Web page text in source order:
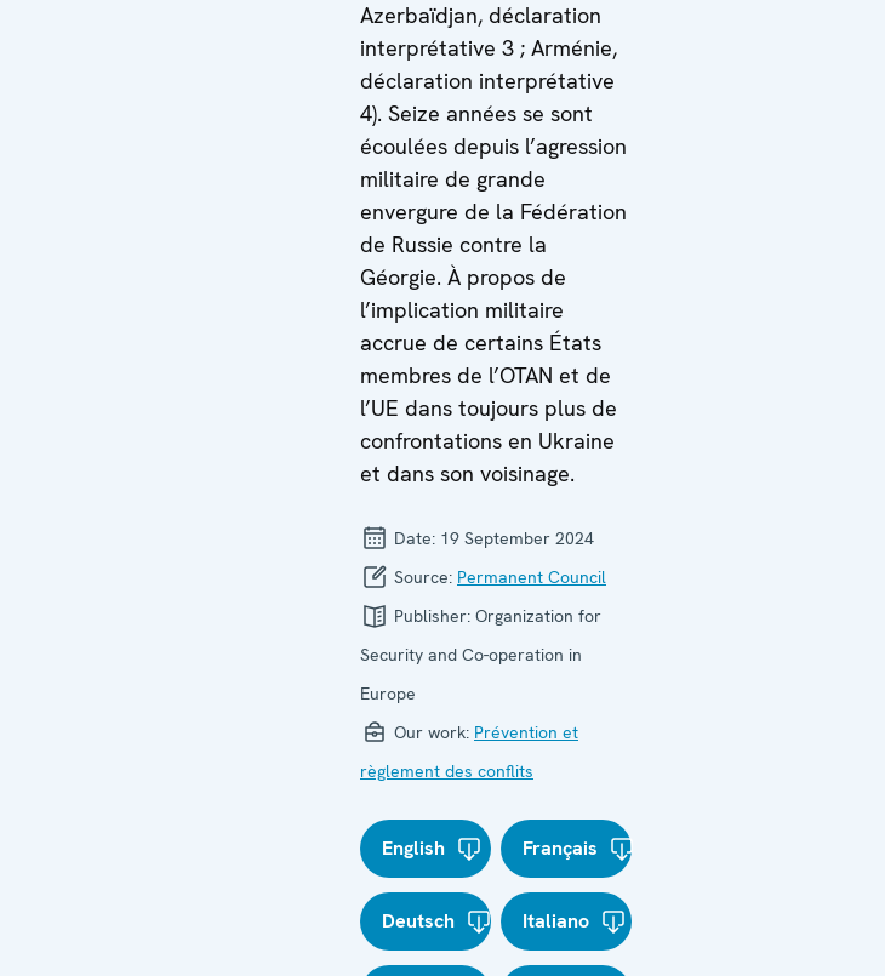
Azerbaïdjan, déclaration
interprétative 3 ; Arménie,
déclaration interprétative
4). Seize années se sont
écoulées depuis l’agression
militaire de grande
envergure de la Fédération
de Russie contre la
Géorgie. À propos de
l’implication militaire
accrue de certains États
membres de l’OTAN et de
l’UE dans toujours plus de
confrontations en Ukraine
et dans son voisinage.
Date: 19 September 2024
Source: Permanent Council
Publisher: Organization for
Security and Co-operation in
Europe
Our work: Prévention et
règlement des conflits
English Français
Deutsch Italiano